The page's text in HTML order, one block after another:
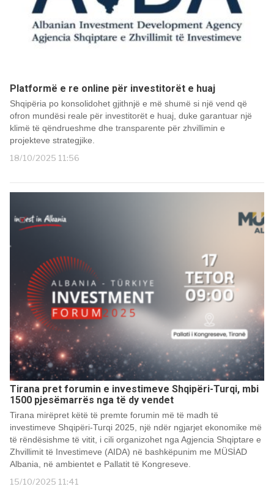
Platformë e re online për investitorët e huaj
Shqipëria po konsolidohet gjithnjë e më shumë si një vend që
ofron mundësi reale për investitorët e huaj, duke garantuar një
klimë të qëndrueshme dhe transparente për zhvillimin e
projekteve strategjike.
18/10/2025 11:56
Tirana pret forumin e investimeve Shqipëri-Turqi, mbi
1500 pjesëmarrës nga të dy vendet
Tirana mirëpret këtë të premte forumin më të madh të
investimeve Shqipëri-Turqi 2025, një ndër ngjarjet ekonomike më
të rëndësishme të vitit, i cili organizohet nga Agjencia Shqiptare e
Zhvillimit të Investimeve (AIDA) në bashkëpunim me MÜSİAD
Albania, në ambientet e Pallatit të Kongreseve.
15/10/2025 11:41